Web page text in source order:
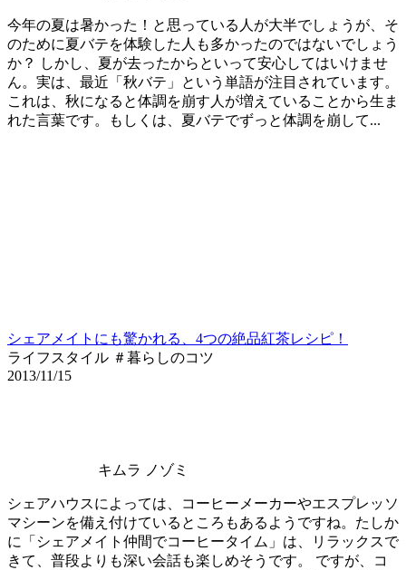
今年の夏は暑かった！と思っている人が大半でしょうが、そ
のために夏バテを体験した人も多かったのではないでしょう
か？ しかし、夏が去ったからといって安心してはいけませ
ん。実は、最近「秋バテ」という単語が注目されています。
これは、秋になると体調を崩す人が増えていることから生ま
れた言葉です。もしくは、夏バテでずっと体調を崩して...
シェアメイトにも驚かれる、4つの絶品紅茶レシピ！
ライフスタイル ＃暮らしのコツ
2013/11/15
キムラ ノゾミ
シェアハウスによっては、コーヒーメーカーやエスプレッソ
マシーンを備え付けているところもあるようですね。たしか
に「シェアメイト仲間でコーヒータイム」は、リラックスで
きて、普段よりも深い会話も楽しめそうです。 ですが、コ